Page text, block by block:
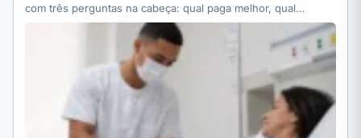
com três perguntas na cabeça: qual paga melhor, qual…